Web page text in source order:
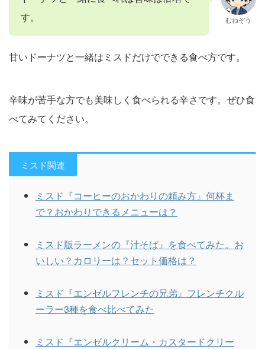
す。
むねぞう
甘いドーナツと一緒はミスドだけでできる食べ方です。
辛味が苦手な方でも美味しく食べられる辛さです。ぜひ食
べてみてください。
ミスド関連
ミスド『コーヒーのおかわりの頼み方』何杯ま
で？おかわりできるメニューは？
ミスド版ラーメンの『汁そば』を食べてみた。お
いしい？カロリーは？セット価格は？
ミスド『エンゼルフレンチの兄弟』フレンチクル
ーラー3種を食べ比べてみた
ミスド『エンゼルクリーム・カスタードクリー